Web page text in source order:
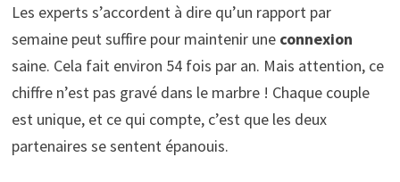
Les experts s’accordent à dire qu’un rapport par
semaine peut suffire pour maintenir une connexion
saine. Cela fait environ 54 fois par an. Mais attention, ce
chiffre n’est pas gravé dans le marbre ! Chaque couple
est unique, et ce qui compte, c’est que les deux
partenaires se sentent épanouis.